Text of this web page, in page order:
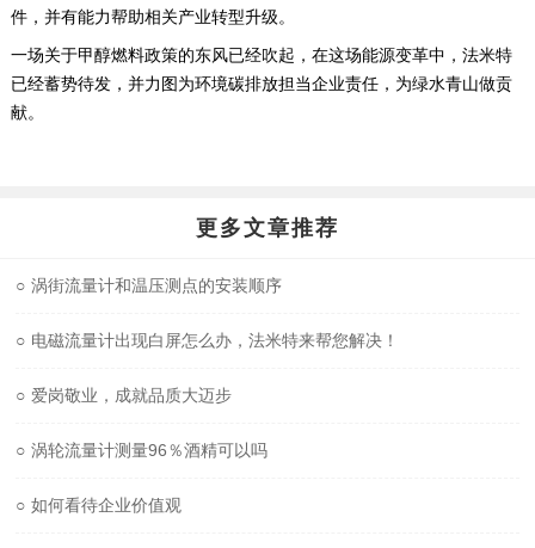
件，并有能力帮助相关产业转型升级。
一场关于甲醇燃料政策的东风已经吹起，在这场能源变革中，法米特
已经蓄势待发，并力图为环境碳排放担当企业责任，为绿水青山做贡
献。
更多文章推荐
○ 涡街流量计和温压测点的安装顺序
○ 电磁流量计出现白屏怎么办，法米特来帮您解决！
○ 爱岗敬业，成就品质大迈步
○ 涡轮流量计测量96％酒精可以吗
○ 如何看待企业价值观